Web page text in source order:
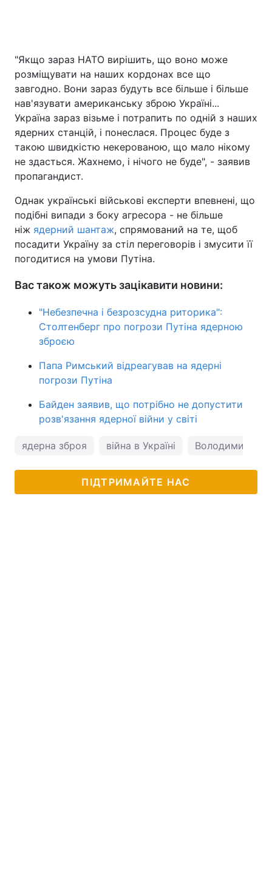
"Якщо зараз НАТО вирішить, що воно може
розміщувати на наших кордонах все що
завгодно. Вони зараз будуть все більше і більше
нав'язувати американську зброю Україні...
Україна зараз візьме і потрапить по одній з наших
ядерних станцій, і понеслася. Процес буде з
такою швидкістю некерованою, що мало нікому
не здасться. Жахнемо, і нічого не буде", - заявив
пропагандист.
Однак українські військові експерти впевнені, що
подібні випади з боку агресора - не більше
ніж ядерний шантаж, спрямований на те, щоб
посадити Україну за стіл переговорів і змусити її
погодитися на умови Путіна.
Вас також можуть зацікавити новини:
"Небезпечна і безрозсудна риторика":
Столтенберг про погрози Путіна ядерною
зброєю
Папа Римський відреагував на ядерні
погрози Путіна
Байден заявив, що потрібно не допустити
розв'язання ядерної війни у світі
ядерна зброя війна в Україні Володимир
ПІДТРИМАЙТЕ НАС